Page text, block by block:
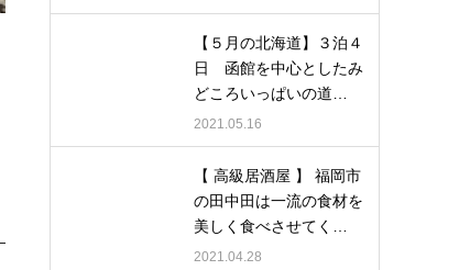
【５月の北海道】３泊４
日 函館を中心としたみ
どころいっぱいの道…
2021.05.16
【 高級居酒屋 】 福岡市
の田中田は一流の食材を
美しく食べさせてく…
2021.04.28